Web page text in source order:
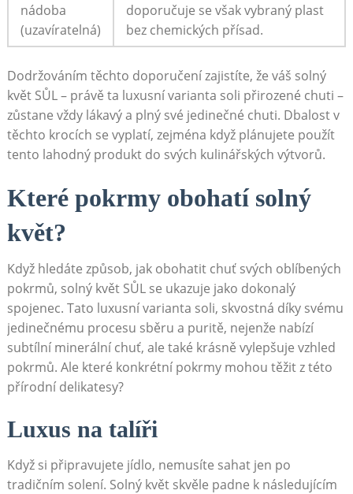
nádoba
(uzavíratelná)
doporučuje se však vybraný plast
bez chemických ⁣přísad.
Dodržováním těchto doporučení ​zajistíte, že váš solný
květ SŮL –⁢ právě ta luxusní varianta soli přirozené chuti –
zůstane vždy lákavý a plný své jedinečné chuti. Dbalost v
těchto krocích se vyplatí, zejména když plánujete použít
tento lahodný produkt do svých kulinářských výtvorů.
Které pokrmy obohatí solný
květ?
Když hledáte‍ způsob, jak obohatit chuť svých oblíbených
pokrmů, solný květ SŮL se ukazuje jako dokonalý
spojenec. Tato luxusní⁤ varianta soli, skvostná díky svému
jedinečnému procesu sběru a⁢ puritě, nejenže nabízí
subtílní minerální chuť, ale ‍také krásně vylepšuje ​vzhled
pokrmů. Ale‌ které konkrétní pokrmy mohou těžit z této
přírodní delikatesy?
Luxus na talíři
Když si připravujete jídlo, nemusíte sahat jen po
tradičním ⁣solení. Solný květ skvěle padne‍ k následujícím